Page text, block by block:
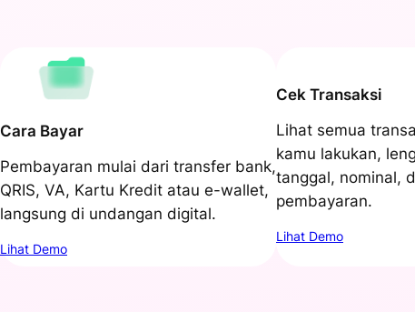
Cara Bayar
Pembayaran mulai dari transfer bank,
QRIS, VA, Kartu Kredit atau e-wallet,
langsung di undangan digital.
Lihat Demo
Cek Transaksi
Lihat semua
kamu lakukan,
tanggal, nominal,
pembayaran.
Lihat Demo